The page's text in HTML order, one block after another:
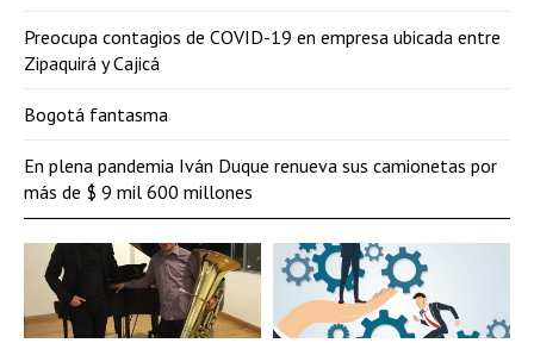
Preocupa contagios de COVID-19 en empresa ubicada entre
Zipaquirá y Cajicá
Bogotá fantasma
En plena pandemia Iván Duque renueva sus camionetas por
más de $ 9 mil 600 millones